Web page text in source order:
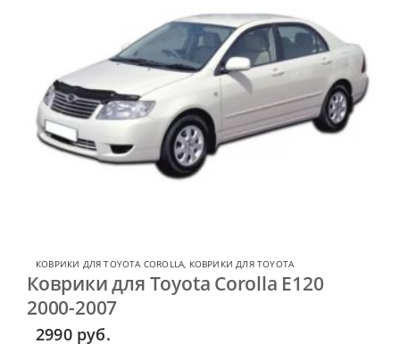
КОВРИКИ ДЛЯ TOYOTA COROLLA КОВРИКИ ДЛЯ TOYOTA
Коврики для Toyota Corolla E120
2000-2007
2990 руб.